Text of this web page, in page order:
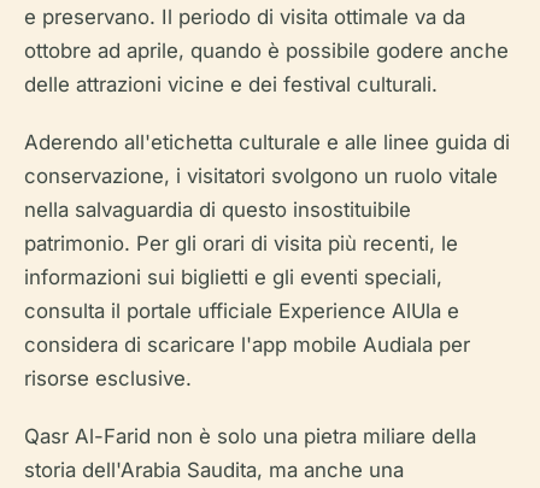
e preservano. Il periodo di visita ottimale va da
ottobre ad aprile, quando è possibile godere anche
delle attrazioni vicine e dei festival culturali.
Aderendo all'etichetta culturale e alle linee guida di
conservazione, i visitatori svolgono un ruolo vitale
nella salvaguardia di questo insostituibile
patrimonio. Per gli orari di visita più recenti, le
informazioni sui biglietti e gli eventi speciali,
consulta il portale ufficiale Experience AlUla e
considera di scaricare l'app mobile Audiala per
risorse esclusive.
Qasr Al-Farid non è solo una pietra miliare della
storia dell'Arabia Saudita, ma anche una